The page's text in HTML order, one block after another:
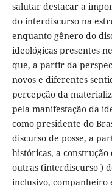
salutar destacar a
do interdiscurso na
enquanto gênero do
ideológicas presentes
que, a partir da
novos e diferentes
percepção da
pela manifestação da
como presidente do
discurso de posse, a
históricas, a construção
outras (interdiscurso )
inclusivo, companheiro